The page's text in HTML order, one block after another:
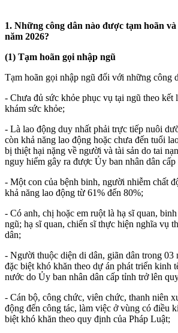
1. Những công dân nào được tạm hoãn
năm 2026?
(1) Tạm hoãn gọi nhập ngũ
Tạm hoãn gọi nhập ngũ đối với những công
- Chưa đủ sức khỏe phục vụ tại ngũ theo kết
khám sức khỏe;
- Là lao động duy nhất phải trực tiếp nuôi
còn khả năng lao động hoặc chưa đến tuổi
bị thiệt hại nặng về người và tài sản do tai
nguy hiểm gây ra được Ủy ban nhân dân cấp
- Một con của bệnh binh, người nhiễm chất
khả năng lao động từ 61% đến 80%;
- Có anh, chị hoặc em ruột là hạ sĩ quan,
ngũ; hạ sĩ quan, chiến sĩ thực hiện nghĩa vụ
dân;
- Người thuộc diện di dân, giãn dân trong 03
đặc biệt khó khăn theo dự án phát triển kinh
nước do Ủy ban nhân dân cấp tỉnh trở lên
- Cán bộ, công chức, viên chức, thanh niên
động đến công tác, làm việc ở vùng có điều
biệt khó khăn theo quy định của Pháp Luật;